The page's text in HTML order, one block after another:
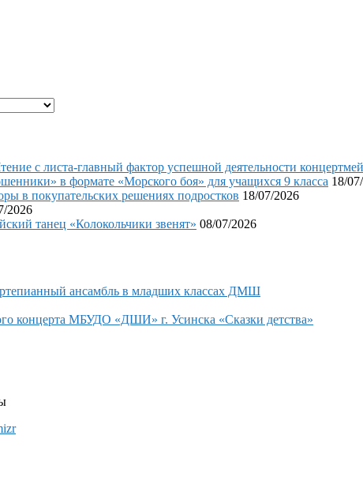
листа-главный фактор успешной деятельности
в формате «Морского боя» для учащихся 9 класса 18/
в покупательских решениях подростков 18/07/2026
2026
танец «Колокольчики звенят» 08/07/2026
ансамбль в младших классах ДМШ
концерта МБУДО «ДШИ» г. Усинска «Сказки детства»